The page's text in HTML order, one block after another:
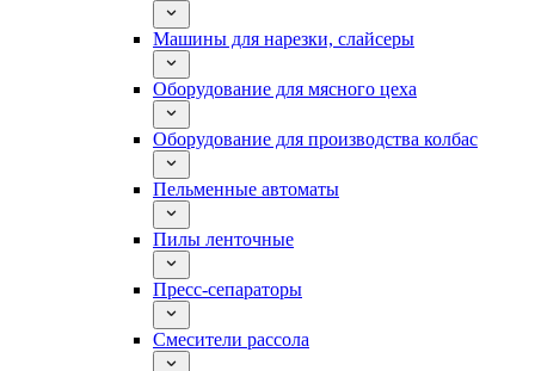
Машины для нарезки, слайсеры
Оборудование для мясного цеха
Оборудование для производства колбас
Пельменные автоматы
Пилы ленточные
Пресс-сепараторы
Смесители рассола